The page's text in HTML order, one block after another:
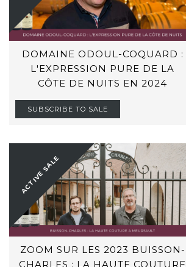
DOMAINE ODOUL-COQUARD :
L'EXPRESSION PURE DE LA
CÔTE DE NUITS EN 2024
SUBSCRIBE TO SALE
ZOOM SUR LES 2023 BUISSON-
CHARLES : LA HAUTE COUTURE
ACTIVE SALE